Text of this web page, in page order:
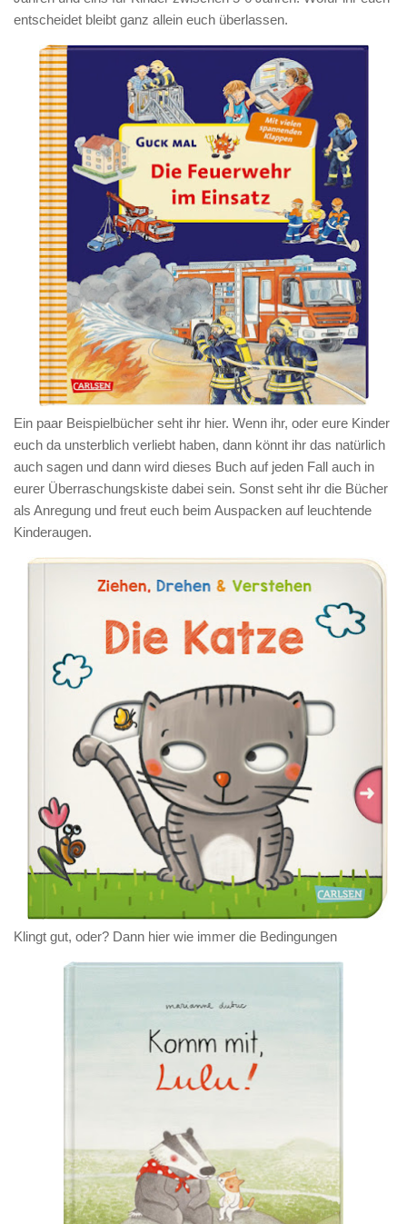
entscheidet bleibt ganz allein euch überlassen.
Ein paar Beispielbücher seht ihr hier. Wenn ihr, oder eure Kinder
euch da unsterblich verliebt haben, dann könnt ihr das natürlich
auch sagen und dann wird dieses Buch auf jeden Fall auch in
eurer Überraschungskiste dabei sein. Sonst seht ihr die Bücher
als Anregung und freut euch beim Auspacken auf leuchtende
Kinderaugen.
Klingt gut, oder? Dann hier wie immer die Bedingungen